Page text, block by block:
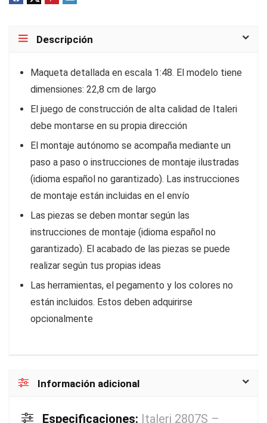
Descripción
Maqueta detallada en escala 1:48. El modelo tiene
dimensiones: 22,8 cm de largo
El juego de construcción de alta calidad de Italeri
debe montarse en su propia dirección
El montaje autónomo se acompaña mediante un
paso a paso o instrucciones de montaje ilustradas
(idioma español no garantizado). Las instrucciones
de montaje están incluidas en el envío
Las piezas se deben montar según las
instrucciones de montaje (idioma español no
garantizado). El acabado de las piezas se puede
realizar según tus propias ideas
Las herramientas, el pegamento y los colores no
están incluidos. Estos deben adquirirse
opcionalmente
Información adicional
Especificaciones: Italeri 2807S –